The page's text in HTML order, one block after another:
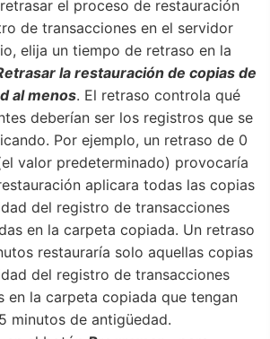
el proceso de restauración
de transacciones en el servidor
elija un tiempo de retraso en la
la restauración de copias de
al menos. El retraso controla qué
deberían ser los registros que se
Por ejemplo, un retraso de 0
valor predeterminado) provocaría
aplicara todas las copias
del registro de transacciones
en la carpeta copiada. Un retraso
restauraría solo aquellas copias
del registro de transacciones
en la carpeta copiada que tengan
minutos de antigüedad.